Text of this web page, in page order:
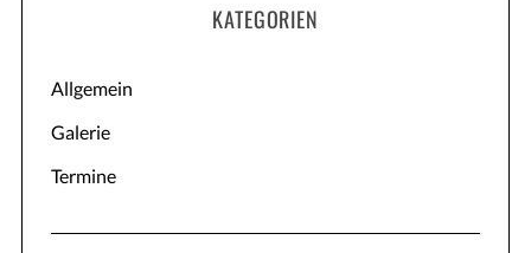
KATEGORIEN
Allgemein
Galerie
Termine